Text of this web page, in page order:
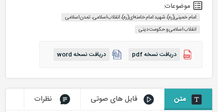
موضوعات:
امام خمینی(ره)، شهید امام خامنه‌ای(ره)، انقلاب اسلامی، تمدن اسلامی
انقلاب اسلامی و حکومت دینی
دریافت نسخه pdf دریافت نسخه word
متن فایل های صوتی نظرات